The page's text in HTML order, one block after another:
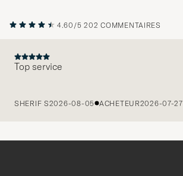
4.60/5 202 COMMENTAIRES
Top service
SHERIF S2026-08-05 ACHETEUR2026-07-27